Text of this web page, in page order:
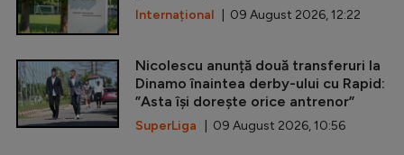
Internațional | 09 August 2026, 12:22
Nicolescu anunță două transferuri la
Dinamo înaintea derby-ului cu Rapid:
”Asta își dorește orice antrenor”
SuperLiga | 09 August 2026, 10:56